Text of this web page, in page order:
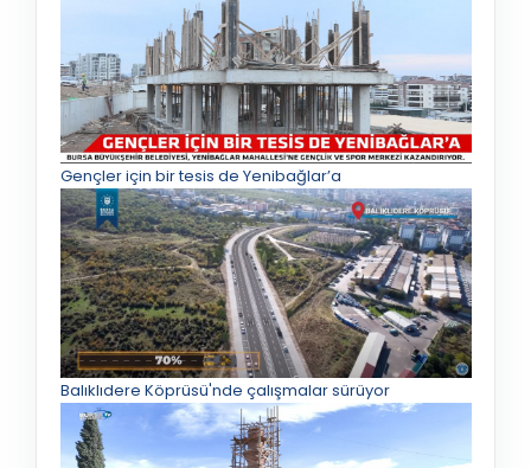
Gençler için bir tesis de Yenibağlar’a
Balıklıdere Köprüsü'nde çalışmalar sürüyor